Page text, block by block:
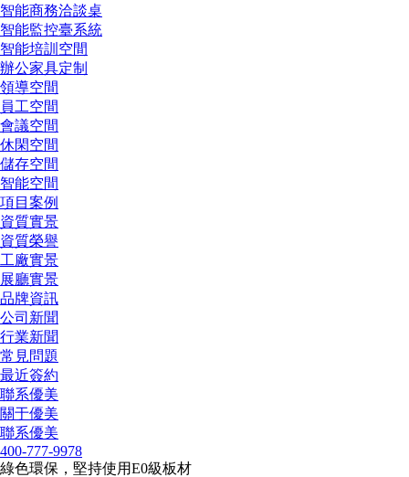
智能商務洽談桌
智能監控臺系統
智能培訓空間
辦公家具定制
領導空間
員工空間
會議空間
休閑空間
儲存空間
智能空間
項目案例
資質實景
資質榮譽
工廠實景
展廳實景
品牌資訊
公司新聞
行業新聞
常見問題
最近簽約
聯系優美
關于優美
聯系優美
400-777-9978
綠色環保，堅持使用E0級板材